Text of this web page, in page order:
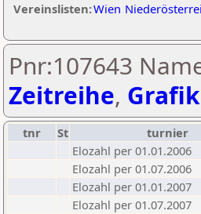
Vereinslisten:Wien
Pnr:107643
Zeitreihe,
tnr St turnier
Elozahl per 01.01.2006
Elozahl per 01.07.2006
Elozahl per 01.01.2007
Elozahl per 01.07.2007